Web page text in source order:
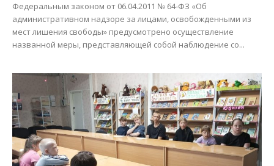
Федеральным законом от 06.04.2011 № 64-ФЗ «Об
административном надзоре за лицами, освобожденными из
мест лишения свободы» предусмотрено осуществление
названной меры, представляющей собой наблюдение со...